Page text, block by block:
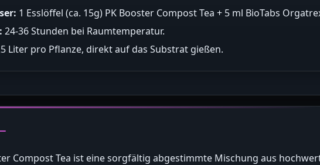
1 Esslöffel (ca. 15g) PK Booster Compost Tea + 5 ml BioTabs
24-36 Stunden bei Raumtemperatur.
Liter pro Pflanze, direkt auf das Substrat gießen.
Compost Tea ist eine sorgfältig abgestimmte Mischung aus